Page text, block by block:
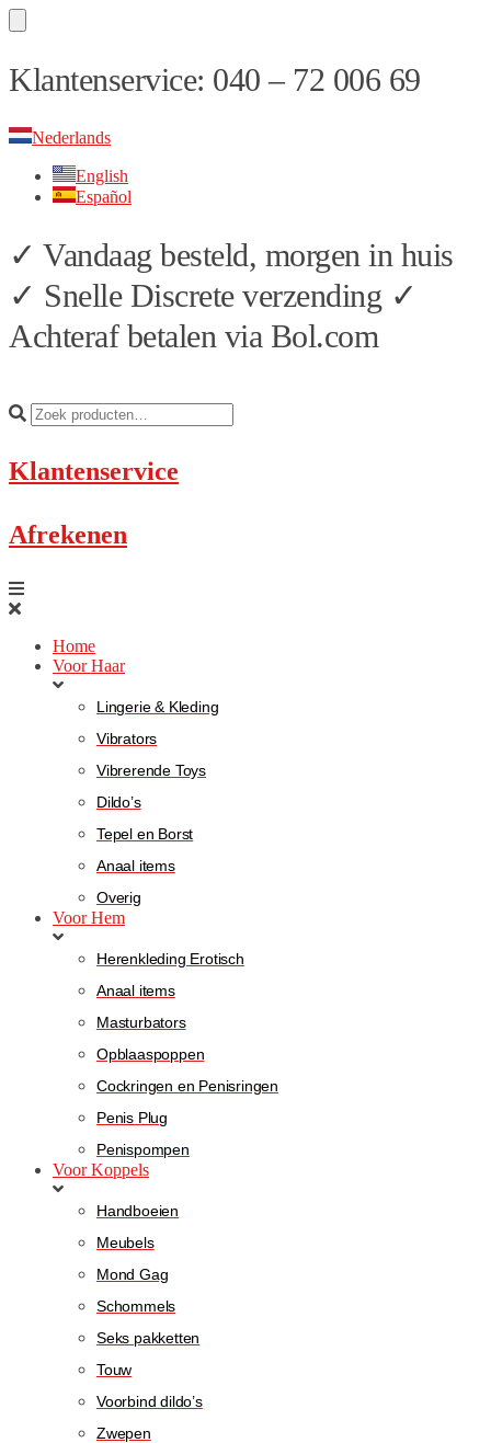
Skip
to
Skip
to
Klantenservice: 040 – 72 006 69
Nederlands
English
Español
✓ Vandaag besteld, morgen in huis
✓ Snelle Discrete verzending ✓
Achteraf betalen via Bol.com
Klantenservice
Afrekenen
Home
Voor Haar
Lingerie & Kleding
Vibrators
Vibrerende Toys
Dildo’s
Tepel en Borst
Anaal items
Overig
Voor Hem
Herenkleding Erotisch
Anaal items
Masturbators
Opblaaspoppen
Cockringen en Penisringen
Penis Plug
Penispompen
Voor Koppels
Handboeien
Meubels
Mond Gag
Schommels
Seks pakketten
Touw
Voorbind dildo’s
Zwepen